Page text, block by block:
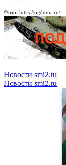
Фото: https://pgduma.ru/
Новости smi2.ru
Новости smi2.ru